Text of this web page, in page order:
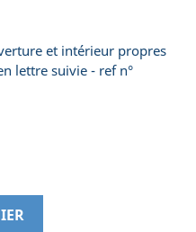
et intérieur propres
lettre suivie - ref n°